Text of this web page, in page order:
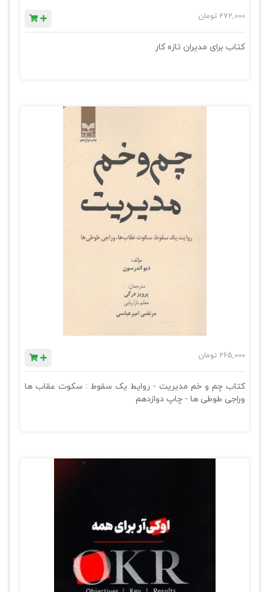
272,000 تومان
کتاب برای مدیران تازه کار
265,000 تومان
کتاب چم و خم مدیریت - روایط یک سقوط : سکوت عقاب ها
وراجی طوطی ها - چاپ دوازدهم